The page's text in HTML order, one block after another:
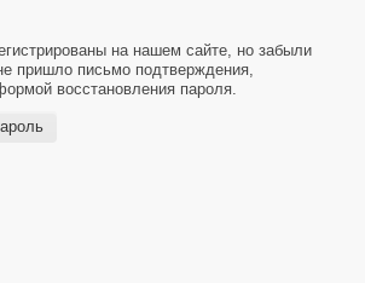
на нашем сайте, но забыли
пришло письмо подтверждения,
восстановления пароля.